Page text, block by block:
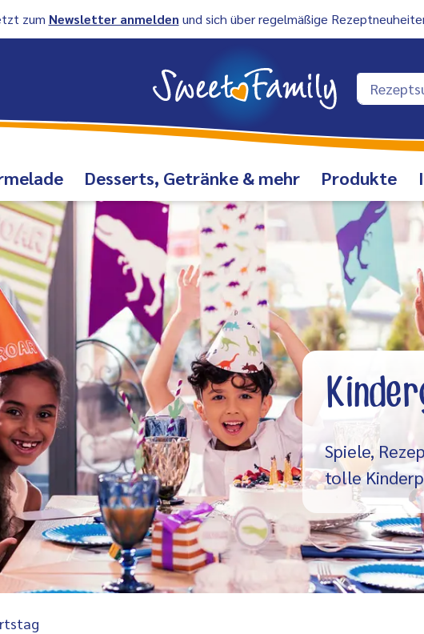
zum Newsletter anmelden und sich über regelmäßige
Desserts, Getränke & mehr Produkte
Spiele,
tolle